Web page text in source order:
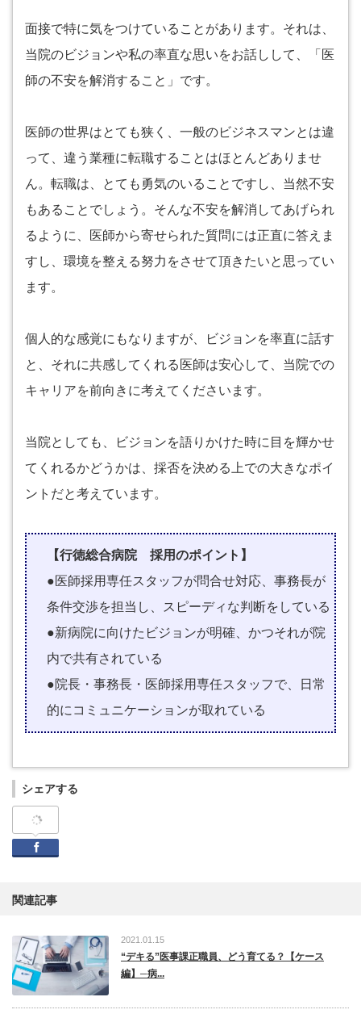
面接で特に気をつけていることがあります。それは、
当院のビジョンや私の率直な思いをお話しして、「医
師の不安を解消すること」です。
医師の世界はとても狭く、一般のビジネスマンとは違
って、違う業種に転職することはほとんどありませ
ん。転職は、とても勇気のいることですし、当然不安
もあることでしょう。そんな不安を解消してあげられ
るように、医師から寄せられた質問には正直に答えま
すし、環境を整える努力をさせて頂きたいと思ってい
ます。
個人的な感覚にもなりますが、ビジョンを率直に話す
と、それに共感してくれる医師は安心して、当院での
キャリアを前向きに考えてくださいます。
当院としても、ビジョンを語りかけた時に目を輝かせ
てくれるかどうかは、採否を決める上での大きなポイ
ントだと考えています。
【行徳総合病院 採用のポイント】
●医師採用専任スタッフが問合せ対応、事務長が
条件交渉を担当し、スピーディな判断をしている
●新病院に向けたビジョンが明確、かつそれが院
内で共有されている
●院長・事務長・医師採用専任スタッフで、日常
的にコミュニケーションが取れている
シェアする
関連記事
2021.01.15
“デキる”医事課正職員、どう育てる？【ケース
編】─病...